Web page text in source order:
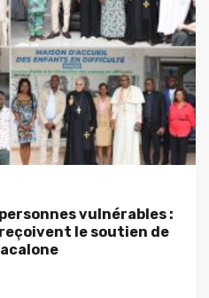
vulnérables :
reçoivent le soutien de